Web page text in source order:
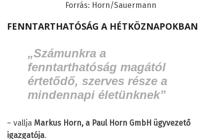
Forrás: Horn/Sauermann
FENNTARTHATÓSÁG A HÉTKÖZNAPOKBAN
„Számunkra a
fenntarthatóság magától
értetődő, szerves része a
mindennapi életünknek”
– vallja Markus Horn, a Paul Horn GmbH ügyvezető
igazgatója.